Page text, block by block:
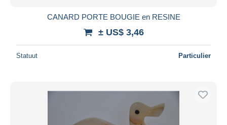
CANARD PORTE BOUGIE en RESINE
± US$ 3,46
Statuut Particulier